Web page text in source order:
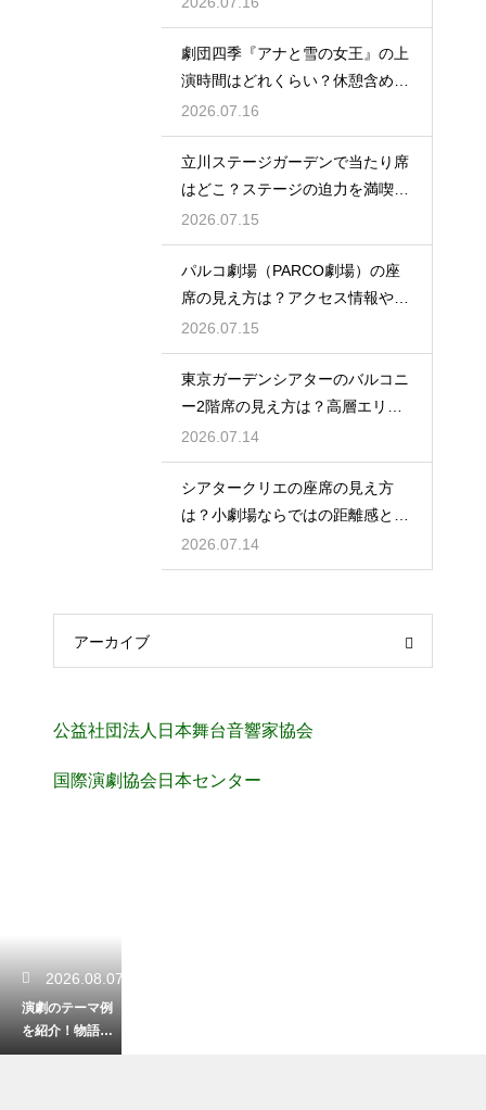
劇団四季『アナと雪の女王』の上
演時間はどれくらい？休憩含めた
公演の長さを解説
2026.07.16
立川ステージガーデンで当たり席
はどこ？ステージの迫力を満喫で
きるベストポジションを紹介
2026.07.15
パルコ劇場（PARCO劇場）の座
席の見え方は？アクセス情報や劇
場の特徴も徹底紹介
2026.07.15
東京ガーデンシアターのバルコニ
ー2階席の見え方は？高層エリア
からの視界と音響をチェック
2026.07.14
シアタークリエの座席の見え方
は？小劇場ならではの距離感と見
やすさを解説
2026.07.14
アーカイブ
公益社団法人日本舞台音響家協会
国際演劇協会日本センター
2026.08.07
演劇のテーマ例
を紹介！物語の
核が見つかる発